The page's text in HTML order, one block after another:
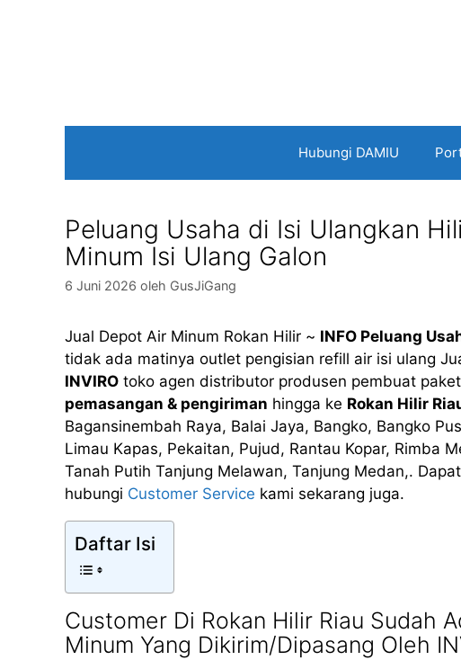
Hubungi DAMIU
Peluang Usaha di Isi Ulangkan
Minum Isi Ulang Galon
6 Juni 2026 oleh GusJiGang
Jual Depot Air Minum Rokan Hilir ~ INFO Peluang
tidak ada matinya outlet pengisian refill air isi ulang
INVIRO toko agen distributor produsen pembuat
pemasangan & pengiriman hingga ke Rokan Hilir
Bagansinembah Raya, Balai Jaya, Bangko, Bangko
Limau Kapas, Pekaitan, Pujud, Rantau Kopar, Rimba
Tanah Putih Tanjung Melawan, Tanjung Medan,.
hubungi Customer Service kami sekarang juga.
Daftar Isi
Customer Di Rokan Hilir Riau Sudah
Minum Yang Dikirim/Dipasang Oleh